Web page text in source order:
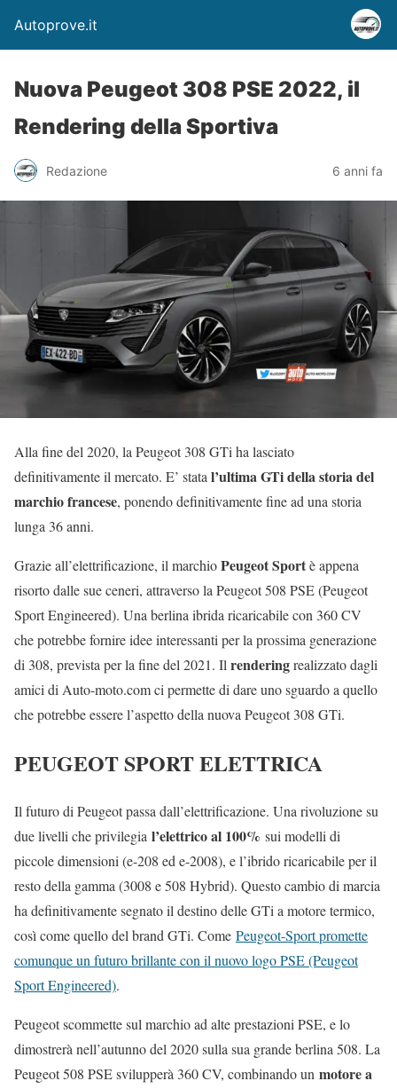
Autoprove.it
Nuova Peugeot 308 PSE 2022, il
Rendering della Sportiva
Redazione 6 anni fa
Alla fine del 2020, la Peugeot 308 GTi ha lasciato
definitivamente il mercato. E’ stata l’ultima GTi della storia del
marchio francese, ponendo definitivamente fine ad una storia
lunga 36 anni.
Grazie all’elettrificazione, il marchioPeugeot Sportè appena
risorto dalle sue ceneri, attraverso la Peugeot 508 PSE (Peugeot
Sport Engineered). Una berlina ibrida ricaricabile con 360 CV
che potrebbe fornire idee interessanti per la prossima generazione
di 308, prevista per la fine del 2021. Il renderingrealizzato dagli
amici di Auto-moto.com ci permette di dare uno sguardo a quello
che potrebbe essere l’aspetto della nuova Peugeot 308 GTi.
PEUGEOT SPORT ELETTRICA
Il futuro di Peugeot passa dall’elettrificazione. Una rivoluzione su
due livelli che privilegia l’elettrico al 100% sui modelli di
piccole dimensioni (e-208 ed e-2008), e l’ibrido ricaricabile per il
resto della gamma (3008 e 508 Hybrid). Questo cambio di marcia
ha definitivamente segnato il destino delle GTi a motore termico,
così come quello del brand GTi. Come Peugeot-Sport promette
comunque un futuro brillante con il nuovo logo PSE (Peugeot
Sport Engineered).
Peugeot scommette sul marchio ad alte prestazioni PSE, e lo
dimostrerà nell’autunno del 2020 sulla sua grande berlina 508. La
Peugeot 508 PSE svilupperà 360 CV, combinando un motore a